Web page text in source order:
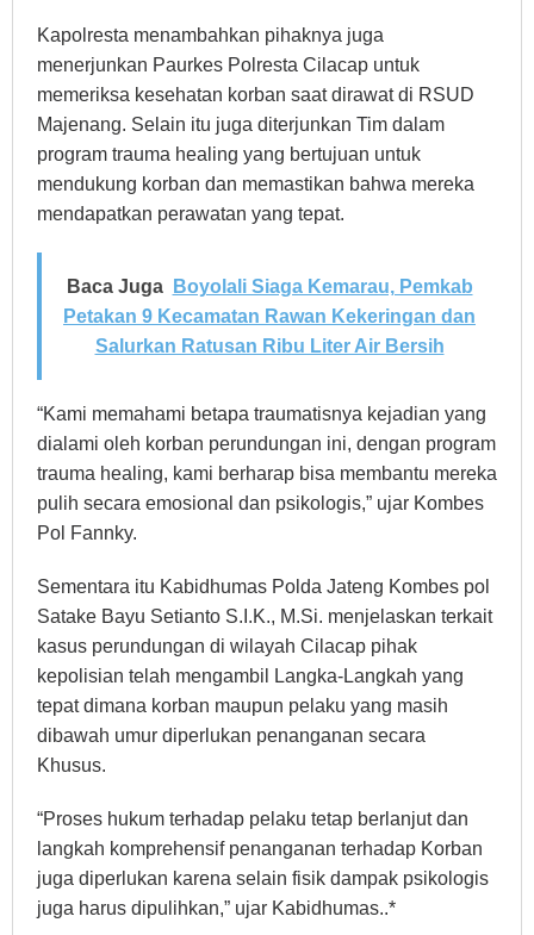
Kapolresta menambahkan pihaknya juga
menerjunkan Paurkes Polresta Cilacap untuk
memeriksa kesehatan korban saat dirawat di RSUD
Majenang. Selain itu juga diterjunkan Tim dalam
program trauma healing yang bertujuan untuk
mendukung korban dan memastikan bahwa mereka
mendapatkan perawatan yang tepat.
Baca Juga
Boyolali Siaga Kemarau, Pemkab
Petakan 9 Kecamatan Rawan Kekeringan dan
Salurkan Ratusan Ribu Liter Air Bersih
“Kami memahami betapa traumatisnya kejadian yang
dialami oleh korban perundungan ini, dengan program
trauma healing, kami berharap bisa membantu mereka
pulih secara emosional dan psikologis,” ujar Kombes
Pol Fannky.
Sementara itu Kabidhumas Polda Jateng Kombes pol
Satake Bayu Setianto S.I.K., M.Si. menjelaskan terkait
kasus perundungan di wilayah Cilacap pihak
kepolisian telah mengambil Langka-Langkah yang
tepat dimana korban maupun pelaku yang masih
dibawah umur diperlukan penanganan secara
Khusus.
“Proses hukum terhadap pelaku tetap berlanjut dan
langkah komprehensif penanganan terhadap Korban
juga diperlukan karena selain fisik dampak psikologis
juga harus dipulihkan,” ujar Kabidhumas..*